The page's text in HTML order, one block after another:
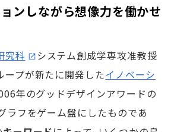
ンしながら想像力を働かせ
究科
システム創成学専攻准教授
ープが新たに開発したイノベーシ
年のグッドデザインアワードの
ラフをゲーム盤にしたものであ